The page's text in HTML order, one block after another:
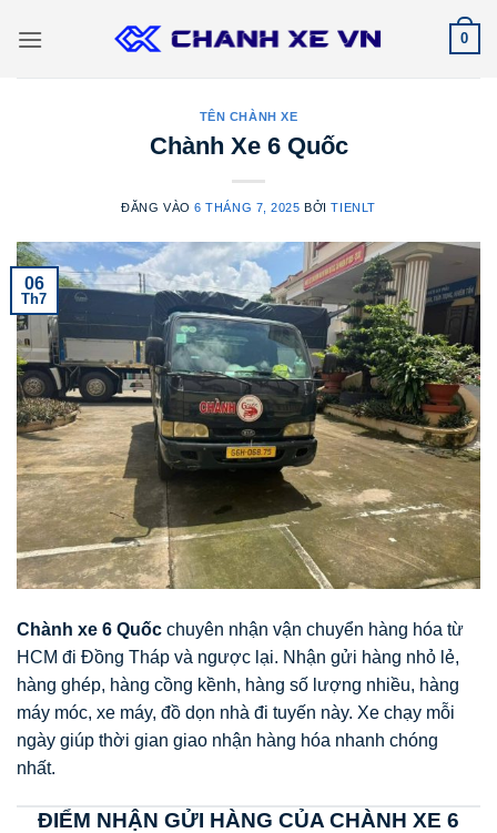
qua
0
TÊN CHÀNH XE
Chành Xe 6 Quốc
ĐĂNG VÀO6 THÁNG 7, 2025 BỞITIENLT
06
Th7
Chành xe 6 Quốc chuyên nhận vận chuyển hàng hóa từ
HCM đi Đồng Tháp và ngược lại. Nhận gửi hàng nhỏ lẻ,
hàng ghép, hàng cồng kềnh, hàng số lượng nhiều, hàng
máy móc, xe máy, đồ dọn nhà đi tuyến này. Xe chạy mỗi
ngày giúp thời gian giao nhận hàng hóa nhanh chóng
nhất.
ĐIỂM NHẬN GỬI HÀNG CỦA CHÀNH XE 6